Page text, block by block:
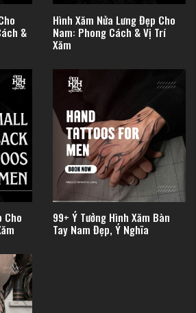
&
Hình Xăm Nửa Lưng Đẹp Cho
Nam: Phong Cách & Vị Trí
Xăm
Cho
99+ Ý Tưởng Hình Xăm Bàn
Tay Nam Đẹp, Ý Nghĩa